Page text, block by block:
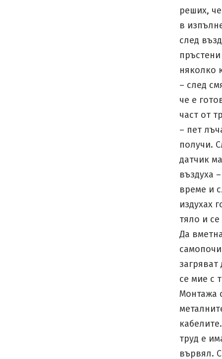
реших,
в
след
няколко
– след
че е
част от
– пет
получи.
датчик
въздуха
време и
издухах
тяло и
Да
се мие с
Монтажа
труд е
вървял.